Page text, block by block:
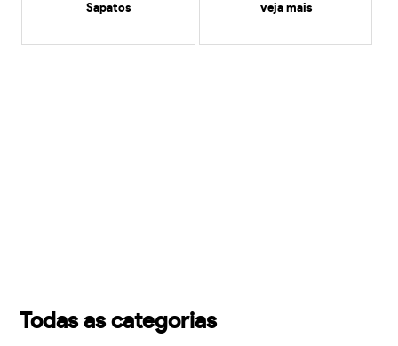
Sapatos veja mais
Todas as categorias